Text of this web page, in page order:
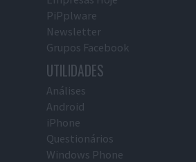
PiPplware
Newsletter
Grupos Facebook
UTILIDADES
Análises
Android
iPhone
Questionários
Windows Phone